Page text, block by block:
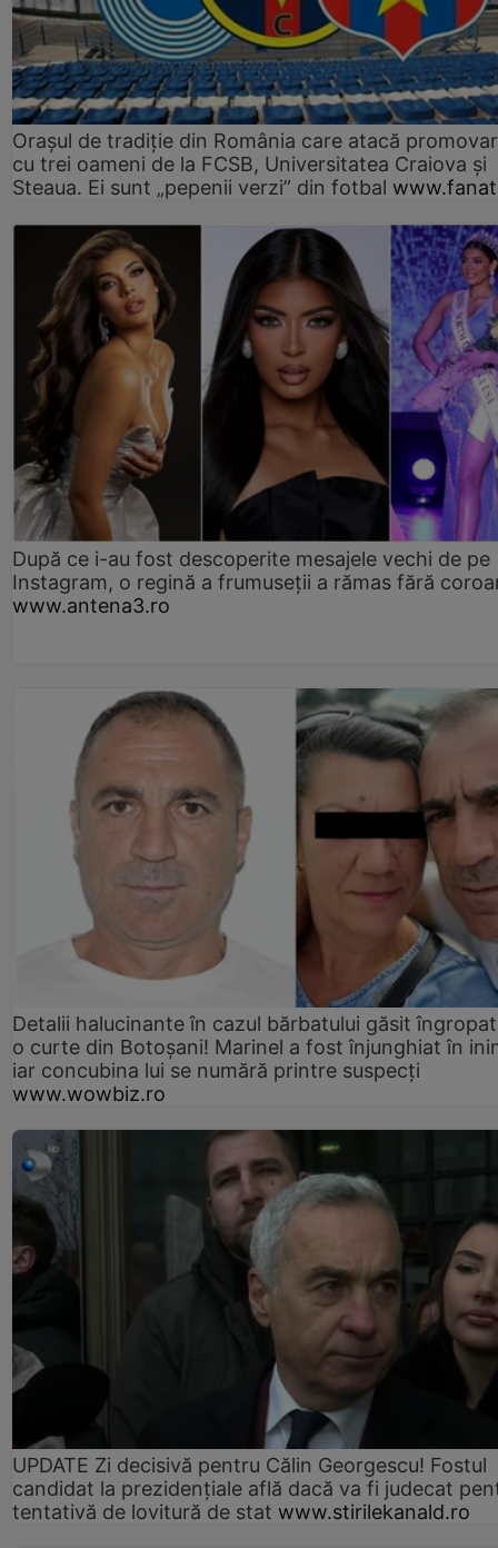
Orașul de tradiție din România care atacă
cu trei oameni de la FCSB, Universitatea Craiova și
Steaua. Ei sunt „pepenii verzi” din fotbal
După ce i-au fost descoperite mesajele vechi de pe
Instagram, o regină a frumuseții a rămas fără
www.antena3.ro
Detalii halucinante în cazul bărbatului găsit
o curte din Botoșani! Marinel a fost înjunghiat în
iar concubina lui se numără printre suspecți
www.wowbiz.ro
UPDATE Zi decisivă pentru Călin Georgescu! Fostul
candidat la prezidențiale află dacă va fi judecat
tentativă de lovitură de stat www.stirilekanald.ro